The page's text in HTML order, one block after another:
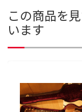
この商品を
います